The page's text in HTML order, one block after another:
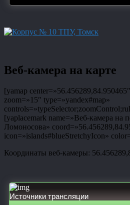
Веб-камера на карте
[yamap
zoom=»15″ type=»yandex#map»
[yaplacemark name=»Веб-камера на
Ломоносова»
icon=»islands#blueStretchyIcon»
Координаты веб-камеры:
Источники трансляции